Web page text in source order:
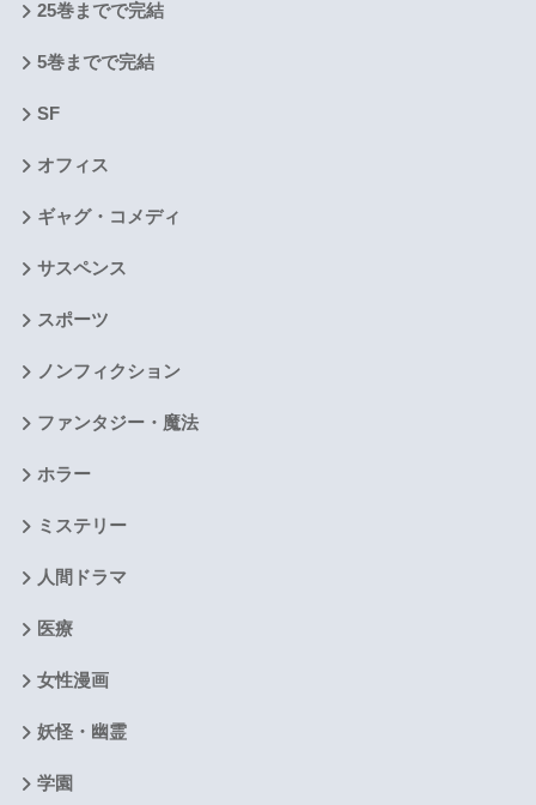
25巻までで完結
5巻までで完結
SF
オフィス
ギャグ・コメディ
サスペンス
スポーツ
ノンフィクション
ファンタジー・魔法
ホラー
ミステリー
人間ドラマ
医療
女性漫画
妖怪・幽霊
学園